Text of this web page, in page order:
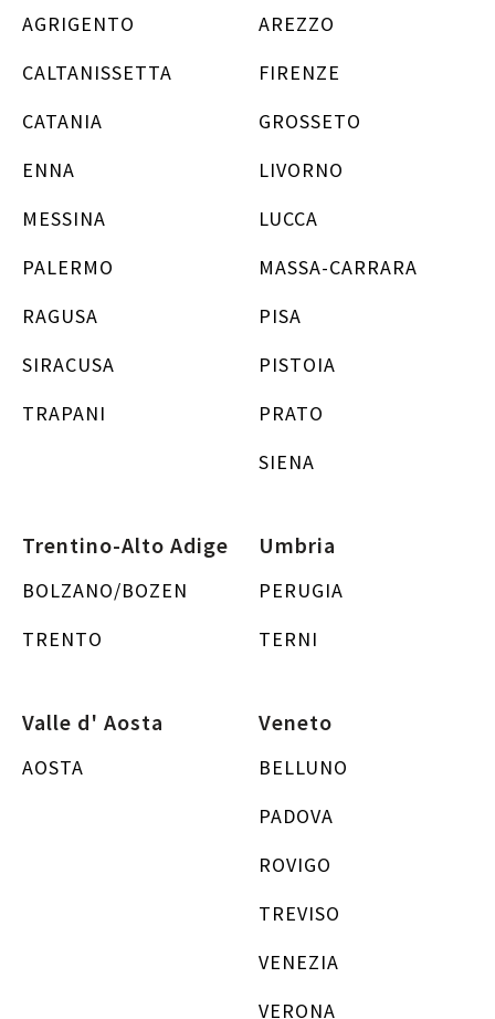
AGRIGENTO
CALTANISSETTA
CATANIA
ENNA
MESSINA
PALERMO
RAGUSA
SIRACUSA
TRAPANI
AREZZO
FIRENZE
GROSSETO
LIVORNO
LUCCA
MASSA-CARRARA
PISA
PISTOIA
PRATO
SIENA
Trentino-Alto Adige
BOLZANO/BOZEN
TRENTO
Umbria
PERUGIA
TERNI
Valle d' Aosta
AOSTA
Veneto
BELLUNO
PADOVA
ROVIGO
TREVISO
VENEZIA
VERONA